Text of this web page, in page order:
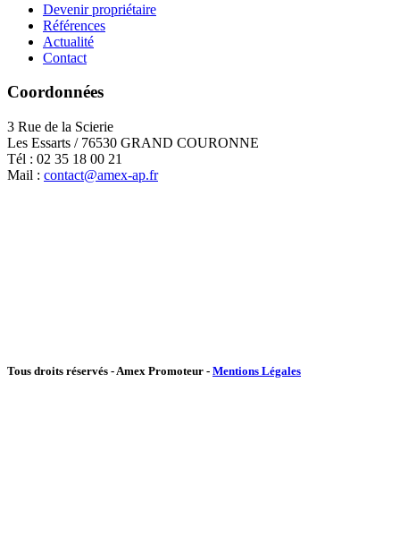
Devenir propriétaire
Références
Actualité
Contact
Coordonnées
3 Rue de la Scierie
Les Essarts / 76530 GRAND COURONNE
Tél : 02 35 18 00 21
Mail : contact@amex-ap.fr
Tous droits réservés - Amex Promoteur - Mentions Légales